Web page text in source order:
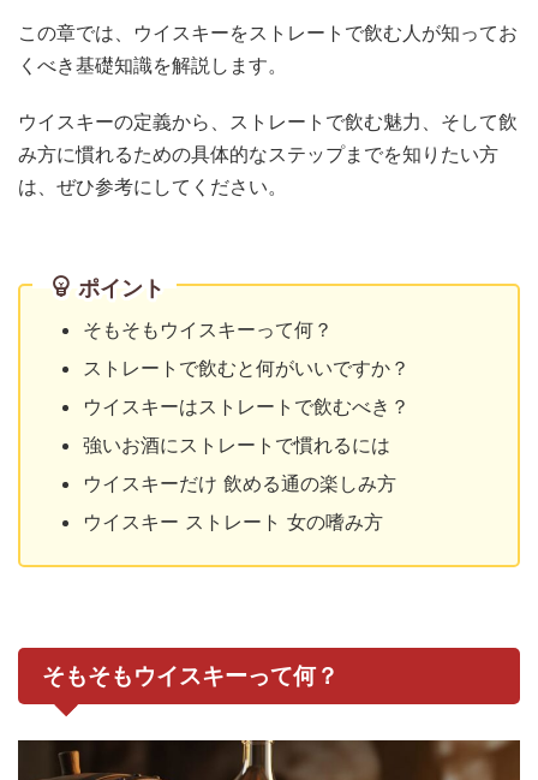
この章では、ウイスキーをストレートで飲む人が知ってお
くべき基礎知識を解説します。
ウイスキーの定義から、ストレートで飲む魅力、そして飲
み方に慣れるための具体的なステップまでを知りたい方
は、ぜひ参考にしてください。
ポイント
そもそもウイスキーって何？
ストレートで飲むと何がいいですか？
ウイスキーはストレートで飲むべき？
強いお酒にストレートで慣れるには
ウイスキーだけ 飲める通の楽しみ方
ウイスキー ストレート 女の嗜み方
そもそもウイスキーって何？